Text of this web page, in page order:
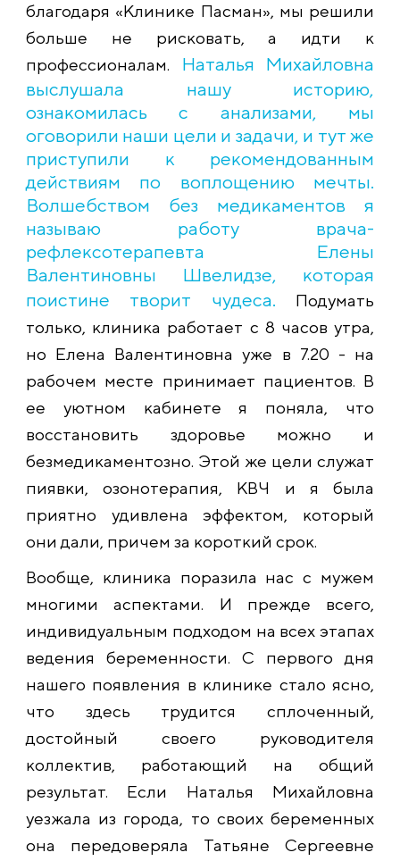
благодаря «Клинике Пасман», мы решили
больше не рисковать, а идти к
профессионалам.
Наталья Михайловна
выслушала нашу историю,
ознакомилась с анализами, мы
оговорили наши цели и задачи, и тут же
приступили к рекомендованным
действиям по воплощению мечты.
Волшебством без медикаментов я
называю работу врача-
рефлексотерапевта Елены
Валентиновны Швелидзе, которая
поистине творит чудеса.
Подумать
только, клиника работает с 8 часов утра,
но Елена Валентиновна уже в 7.20 - на
рабочем месте принимает пациентов. В
ее уютном кабинете я поняла, что
восстановить здоровье можно и
безмедикаментозно. Этой же цели служат
пиявки, озонотерапия, КВЧ и я была
приятно удивлена эффектом, который
они дали, причем за короткий срок.
Вообще, клиника поразила нас с мужем
многими аспектами. И прежде всего,
индивидуальным подходом на всех этапах
ведения беременности. С первого дня
нашего появления в клинике стало ясно,
что здесь трудится сплоченный,
достойный своего руководителя
коллектив, работающий на общий
результат. Если Наталья Михайловна
уезжала из города, то своих беременных
она передоверяла Татьяне Сергеевне